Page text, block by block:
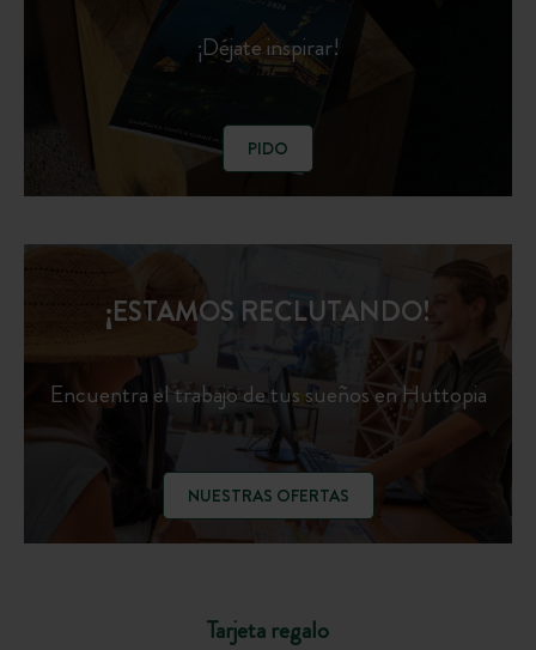
¡Déjate inspirar!
PIDO
Tarjeta regalo
¡ESTAMOS RECLUTANDO!
Encuentra el trabajo de tus sueños en Huttopia
NUESTRAS OFERTAS